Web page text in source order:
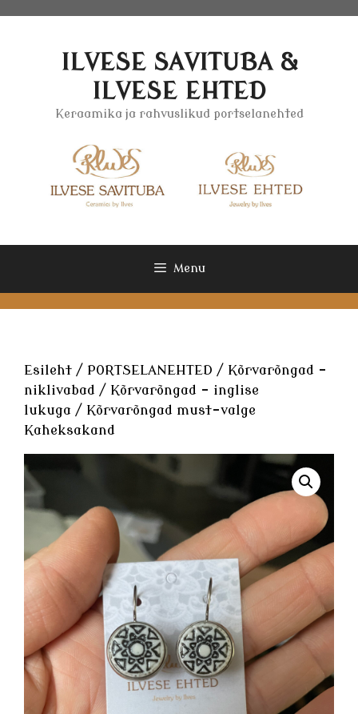
ILVESE SAVITUBA &
ILVESE EHTED
Keraamika ja rahvuslikud portselanehted
Menu
Esileht / PORTSELANEHTED / Kõrvarõngad -
niklivabad / Kõrvarõngad - inglise
lukuga / Kõrvarõngad must-valge
Kaheksakand